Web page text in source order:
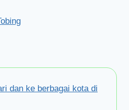
dan ke berbagai kota di